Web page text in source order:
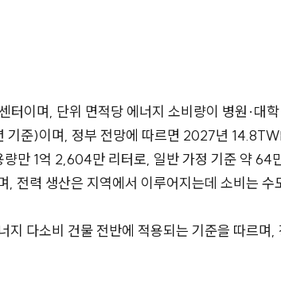
이며, 단위 면적당 에너지 소비량이 병원·대
준)이며, 정부 전망에 따르면 2027년
만 1억 2,604만 리터로, 일반 가정 기준 약 64
전력 생산은 지역에서 이루어지는데 소비는
다소비 건물 전반에 적용되는 기준을 따르